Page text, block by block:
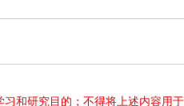
和研究目的；不得将上述内容